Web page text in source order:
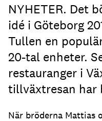
NYHETER. Det
idé i Göteborg
Tullen en
20-tal enheter.
restauranger i
tillväxtresan har
När bröderna Mattias